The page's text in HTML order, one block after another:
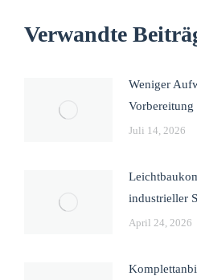
Verwandte
Weniger
Vorbereitung
Juli 14, 2026
industrieller
April 24, 2026